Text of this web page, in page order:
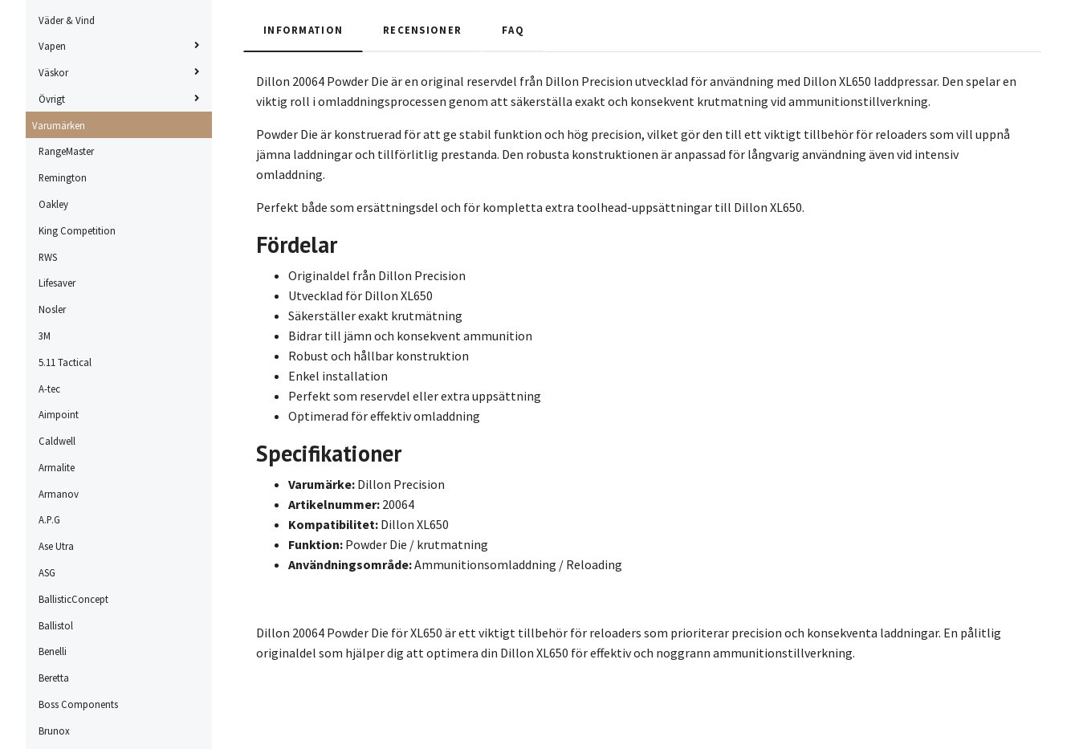
Väder & Vind
Vapen
Väskor
Övrigt
Varumärken
RangeMaster
Remington
Oakley
King Competition
RWS
Lifesaver
Nosler
3M
5.11 Tactical
A-tec
Aimpoint
Caldwell
Armalite
Armanov
A.P.G
Ase Utra
ASG
BallisticConcept
Ballistol
Benelli
Beretta
Boss Components
Brunox
INFORMATION RECENSIONER FAQ
Dillon 20064 Powder Die är en original reservdel från Dillon Precision utvecklad för användning med Dillon XL650 laddpressar. Den spelar en
viktig roll i omladdningsprocessen genom att säkerställa exakt och konsekvent krutmatning vid ammunitionstillverkning.
Powder Die är konstruerad för att ge stabil funktion och hög precision, vilket gör den till ett viktigt tillbehör för reloaders som vill uppnå
jämna laddningar och tillförlitlig prestanda. Den robusta konstruktionen är anpassad för långvarig användning även vid intensiv
omladdning.
Perfekt både som ersättningsdel och för kompletta extra toolhead-uppsättningar till Dillon XL650.
Fördelar
Originaldel från Dillon Precision
Utvecklad för Dillon XL650
Säkerställer exakt krutmätning
Bidrar till jämn och konsekvent ammunition
Robust och hållbar konstruktion
Enkel installation
Perfekt som reservdel eller extra uppsättning
Optimerad för effektiv omladdning
Specifikationer
Varumärke: Dillon Precision
Artikelnummer: 20064
Kompatibilitet: Dillon XL650
Funktion: Powder Die / krutmatning
Användningsområde:Ammunitionsomladdning / Reloading
Dillon 20064 Powder Die för XL650 är ett viktigt tillbehör för reloaders som prioriterar precision och konsekventa laddningar. En pålitlig
originaldel som hjälper dig att optimera din Dillon XL650 för effektiv och noggrann ammunitionstillverkning.